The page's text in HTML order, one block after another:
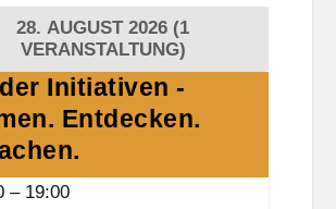
28. AUGUST 2026 (1
VERANSTALTUNG)
Initiativen -
Entdecken.
– 19:00